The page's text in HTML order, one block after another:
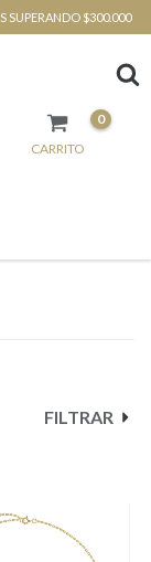
SUPERANDO $300.000
CARRITO
0
FILTRAR